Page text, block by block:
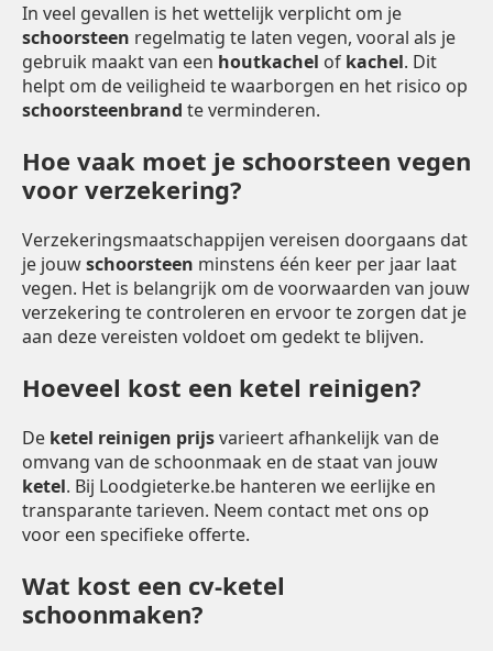
In veel gevallen is het wettelijk verplicht om je
schoorsteen regelmatig te laten vegen, vooral als je
gebruik maakt van een houtkachel of kachel. Dit
helpt om de veiligheid te waarborgen en het risico op
schoorsteenbrand te verminderen.
Hoe vaak moet je schoorsteen vegen
voor verzekering?
Verzekeringsmaatschappijen vereisen doorgaans dat
je jouwschoorsteen minstens één keer per jaar laat
vegen. Het is belangrijk om de voorwaarden van jouw
verzekering te controleren en ervoor te zorgen dat je
aan deze vereisten voldoet om gedekt te blijven.
Hoeveel kost een ketel reinigen?
De ketel reinigen prijsvarieert afhankelijk van de
omvang van de schoonmaak en de staat van jouw
ketel. Bij Loodgieterke.be hanteren we eerlijke en
transparante tarieven. Neem contact met ons op
voor een specifieke offerte.
Wat kost een cv-ketel
schoonmaken?